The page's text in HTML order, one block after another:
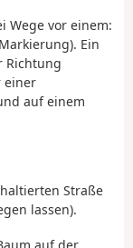
Wege vor einem:
Ein
Richtung
einer
auf einem
Straße
lassen).